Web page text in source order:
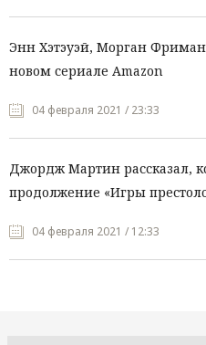
Энн Хэтэуэй, Морган
новом сериале Amazon
04 февраля 2021 / 23:33
Джордж Мартин рассказал,
продолжение «Игры
04 февраля 2021 / 12:33